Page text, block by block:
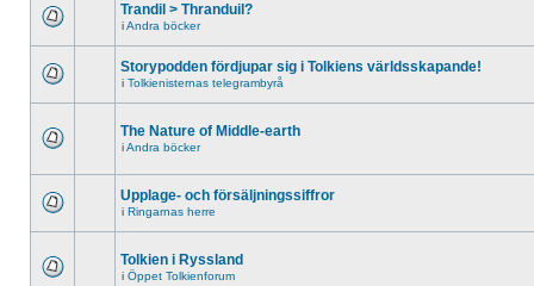
Trandil > Thranduil?
iAndra böcker
Storypodden fördjupar sig i Tolkiens världsskapande!
i Tolkienisternas telegrambyrå
The Nature of Middle-earth
iAndra böcker
Upplage- och försäljningssiffror
i Ringarnas herre
Tolkien i Ryssland
i Öppet Tolkienforum